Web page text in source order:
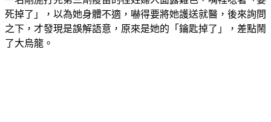
死掉了」，以為她身體不適，嚇得要將她護送就醫，後來詢問
之下，才發現是誤解語意，原來是她的「鑰匙掉了」，差點鬧
了大烏龍。